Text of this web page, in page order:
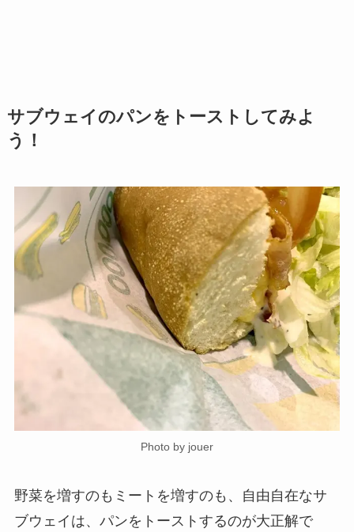
サブウェイのパンをトーストしてみよ
う！
Photo by jouer
野菜を増すのもミートを増すのも、自由自在なサ
ブウェイは、パンをトーストするのが大正解で